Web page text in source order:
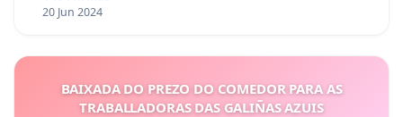
20 Jun 2024
BAIXADA DO PREZO DO COMEDOR PARA AS
TRABALLADORAS DAS GALIÑAS AZUIS